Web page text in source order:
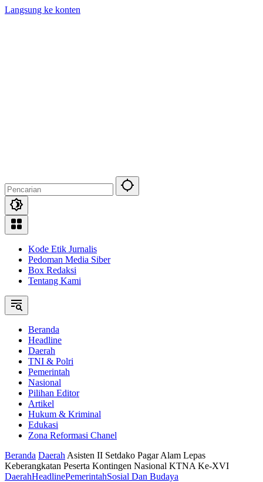
Langsung ke konten
Kode Etik Jurnalis
Pedoman Media Siber
Box Redaksi
Tentang Kami
Beranda
Headline
Daerah
TNI & Polri
Pemerintah
Nasional
Pilihan Editor
Artikel
Hukum & Kriminal
Edukasi
Zona Reformasi Chanel
Beranda Daerah Asisten II Setdako Pagar Alam Lepas
Keberangkatan Peserta Kontingen Nasional KTNA Ke-XVI
DaerahHeadlinePemerintahSosial Dan Budaya